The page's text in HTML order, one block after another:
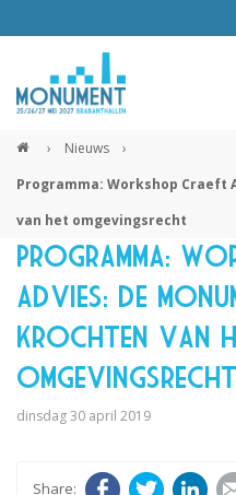
› Nieuws
›
Programma: Workshop Craeft
van het omgevingsrecht
Programma:
Advies: De
krochten van
omgevingsrecht
dinsdag 30 april 2019
FacebookTwitter